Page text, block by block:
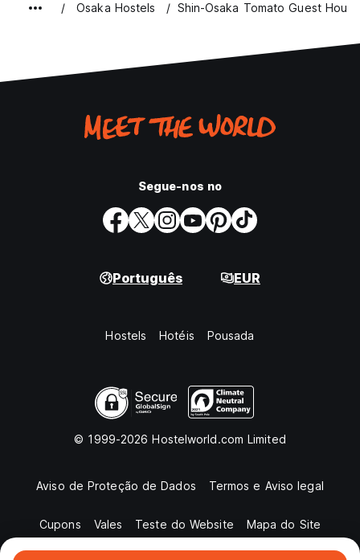
Osaka Hostels Shin-Osaka Tomato Guest House
Segue-nos no
Português EUR
Hostels Hotéis Pousada
© 1999-2026 Hostelworld.com Limited
Aviso de Proteção de Dados Termos e Aviso legal
Cupons Vales Teste do Website Mapa do Site